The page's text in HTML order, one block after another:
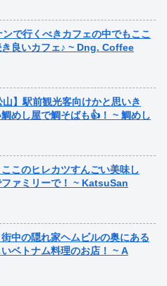
ンで行くべきカフェの中でもここ
良いカフェ♪ ~ Dng. Coffee
山】駅前観光客向けかと思いき
めし屋で鯛そばも👍！ ~ 鯛めし
このヒレカツすんごい美味し
ァミリーで！ ~ KatsuSan
中の隠れ家ヘムビルの奥にある
ベトナム料理のお店！ ~ A